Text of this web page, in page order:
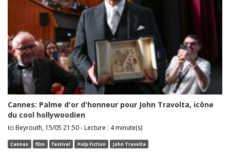
Cannes: Palme d'or d'honneur pour John Travolta, icône
du cool hollywoodien
Ici Beyrouth, 15/05 21:50 - Lecture : 4 minute(s)
Cannes film festival Pulp Fiction John Travolta